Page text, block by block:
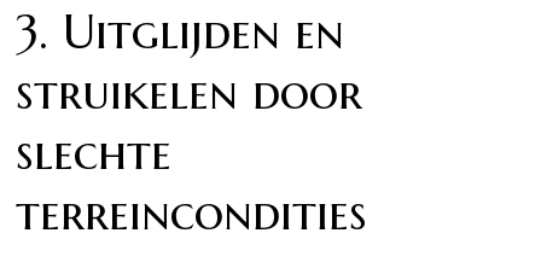
3. Uitglijden en
struikelen door
slechte
terreincondities